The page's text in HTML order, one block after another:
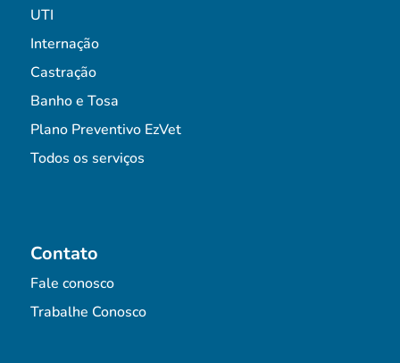
UTI
Internação
Castração
Banho e Tosa
Plano Preventivo EzVet
Todos os serviços
Contato
Fale conosco
Trabalhe Conosco